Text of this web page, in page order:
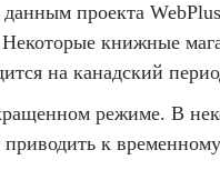
проекта
книжные
на канадский
режиме. В
к